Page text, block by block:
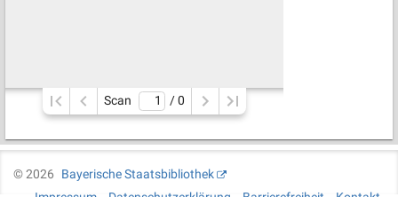
Scan / 0
©2026
Bayerische Staatsbibliothek